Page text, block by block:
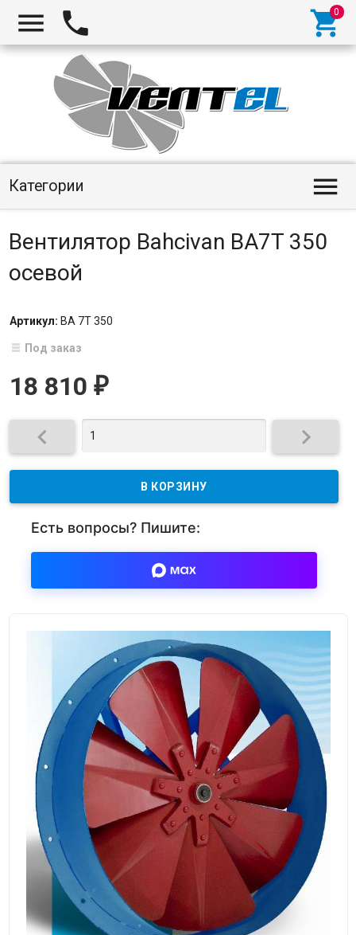
Категории
Вентилятор Bahcivan BA7T 350
осевой
Артикул: BA 7T 350
Под заказ
18 810 ₽
Есть вопросы? Пишите: